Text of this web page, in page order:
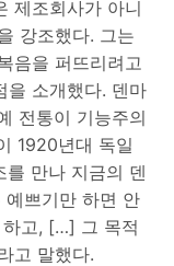
제조회사가 아니
강조했다. 그는
음을 퍼뜨리려고
을 소개했다. 덴마
전통이 기능주의
1920년대 독일
를 만나 지금의 덴
예쁘기만 하면 안
하고, […] 그 목적
고 말했다.